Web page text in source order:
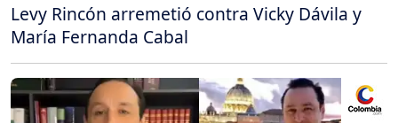
Levy Rincón arremetió contra Vicky Dávila y
María Fernanda Cabal